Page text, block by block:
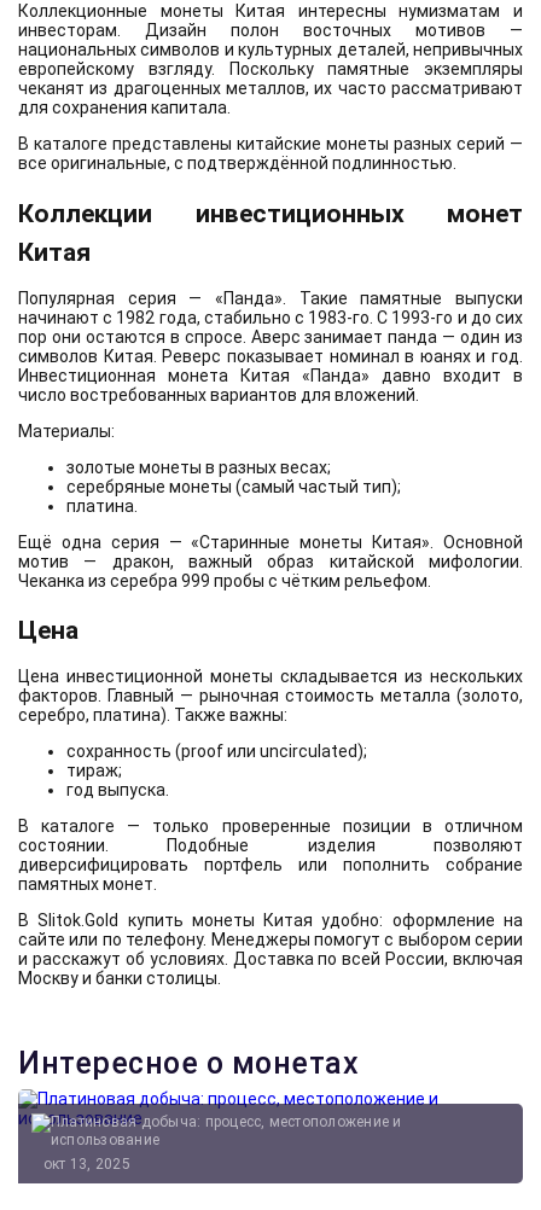
Коллекционные монеты Китая интересны нумизматам и
инвесторам. Дизайн полон восточных мотивов —
национальных символов и культурных деталей, непривычных
европейскому взгляду. Поскольку памятные экземпляры
чеканят из драгоценных металлов, их часто рассматривают
для сохранения капитала.
В каталоге представлены китайские монеты разных серий —
все оригинальные, с подтверждённой подлинностью.
Коллекции инвестиционных монет
Китая
Популярная серия — «Панда». Такие памятные выпуски
начинают с 1982 года, стабильно с 1983-го. С 1993-го и до сих
пор они остаются в спросе. Аверс занимает панда — один из
символов Китая. Реверс показывает номинал в юанях и год.
Инвестиционная монета Китая «Панда» давно входит в
число востребованных вариантов для вложений.
Материалы:
золотые монеты в разных весах;
серебряные монеты (самый частый тип);
платина.
Ещё одна серия — «Старинные монеты Китая». Основной
мотив — дракон, важный образ китайской мифологии.
Чеканка из серебра 999 пробы с чётким рельефом.
Цена
Цена инвестиционной монеты складывается из нескольких
факторов. Главный — рыночная стоимость металла (золото,
серебро, платина). Также важны:
сохранность (proof или uncirculated);
тираж;
год выпуска.
В каталоге — только проверенные позиции в отличном
состоянии. Подобные изделия позволяют
диверсифицировать портфель или пополнить собрание
памятных монет.
В Slitok.Gold купить монеты Китая удобно: оформление на
сайте или по телефону. Менеджеры помогут с выбором серии
и расскажут об условиях. Доставка по всей России, включая
Москву и банки столицы.
Интересное о монетах
окт 13, 2025